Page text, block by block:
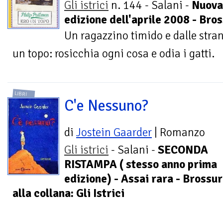
Gli istrici n. 144 - Salani - Nuova
edizione dell'aprile 2008 -
Un ragazzino timido e dalle
un topo: rosicchia ogni cosa e odia i gatti.
LIBRI
C'e Nessuno?
di Jostein Gaarder | Romanzo
Gli istrici - Salani - SECONDA
RISTAMPA ( stesso anno prima
edizione) - Assai rara -
alla collana: Gli Istrici